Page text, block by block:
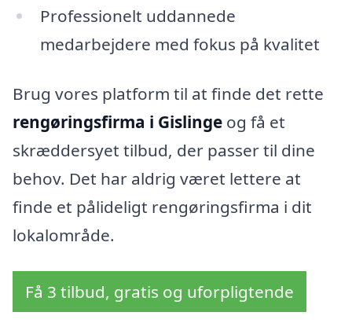
Professionelt uddannede
medarbejdere med fokus på kvalitet
Brug vores platform til at finde det rette
rengøringsfirma i Gislinge og få et
skræddersyet tilbud, der passer til dine
behov. Det har aldrig været lettere at
finde et pålideligt rengøringsfirma i dit
lokalområde.
Få 3 tilbud, gratis og uforpligtende